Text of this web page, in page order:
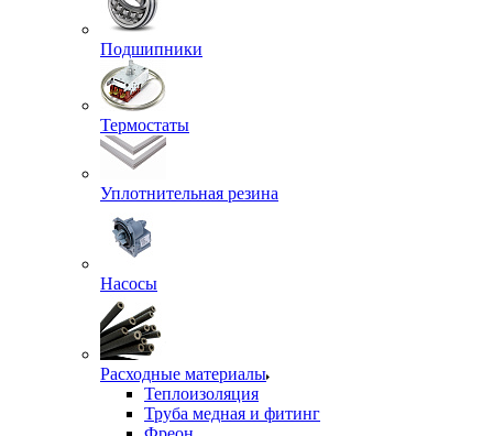
Подшипники
Термостаты
Уплотнительная резина
Насосы
Расходные материалы
Теплоизоляция
Труба медная и фитинг